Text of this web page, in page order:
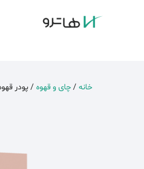
خانه /چای و قهوه / پودر قهوه فوری